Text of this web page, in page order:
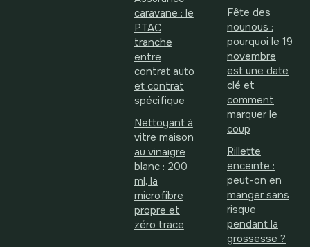
caravane : le
PTAC
tranche
entre
contrat auto
et contrat
spécifique
Nettoyant à
vitre maison
au vinaigre
blanc : 200
ml, la
microfibre
propre et
zéro trace
Fête des
nounous :
pourquoi le 19
novembre
est une date
clé et
comment
marquer le
coup
Rillette
enceinte :
peut-on en
manger sans
risque
pendant la
grossesse ?